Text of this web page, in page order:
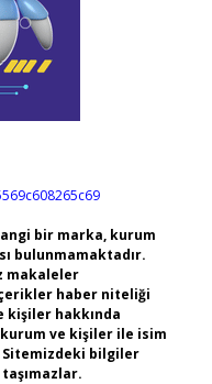
bir marka, kurum
bulunmamaktadır.
makaleler
haber niteliği
kişiler hakkında
kurum ve kişiler ile isim
bilgiler